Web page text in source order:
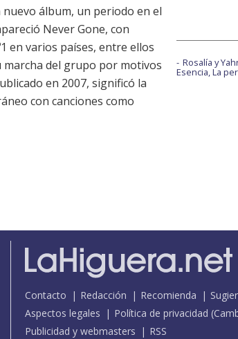
álbum, un periodo en el
Never Gone, con
en varios países, entre ellos
marcha del grupo por motivos
en 2007, significó la
con canciones como
Rosalía y
Esencia, La
Contacto Redacción Recomienda
Aspectos legales
Política de privacidad (
Publicidad y webmasters
RSS